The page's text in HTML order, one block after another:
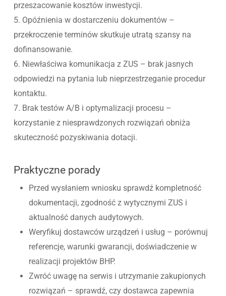
przeszacowanie kosztów inwestycji.
5. Opóźnienia w dostarczeniu dokumentów –
przekroczenie terminów skutkuje utratą szansy na
dofinansowanie.
6. Niewłaściwa komunikacja z ZUS – brak jasnych
odpowiedzi na pytania lub nieprzestrzeganie procedur
kontaktu.
7. Brak testów A/B i optymalizacji procesu –
korzystanie z niesprawdzonych rozwiązań obniża
skuteczność pozyskiwania dotacji.
Praktyczne porady
Przed wysłaniem wniosku sprawdź kompletność
dokumentacji, zgodność z wytycznymi ZUS i
aktualność danych audytowych.
Weryfikuj dostawców urządzeń i usług – porównuj
referencje, warunki gwarancji, doświadczenie w
realizacji projektów BHP.
Zwróć uwagę na serwis i utrzymanie zakupionych
rozwiązań – sprawdź, czy dostawca zapewnia